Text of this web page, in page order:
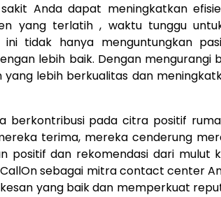
Anda dapat meningkatkan
yang terlatih , waktu tunggu
tidak hanya menguntungkan
lebih baik. Dengan mengurangi
lebih berkualitas dan
berkontribusi pada citra positif
terima, mereka cenderung
positif dan rekomendasi dari mulut
sebagai mitra contact center
yang baik dan memperkuat